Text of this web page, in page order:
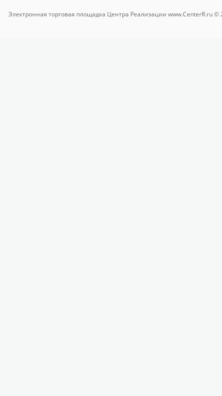
Электронная торговая площадка Центра Реализации www.CenterR.ru ©